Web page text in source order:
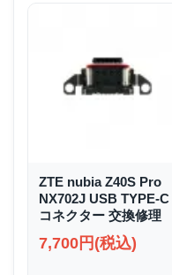
ZTE nubia Z40S Pro
NX702J USB TYPE-C
コネクター 交換修理
7,700円(税込)